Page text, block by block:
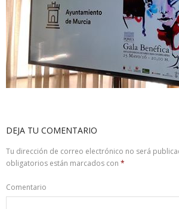
DEJA TU COMENTARIO
Tu dirección de correo electrónico no será
obligatorios están marcados con *
Comentario